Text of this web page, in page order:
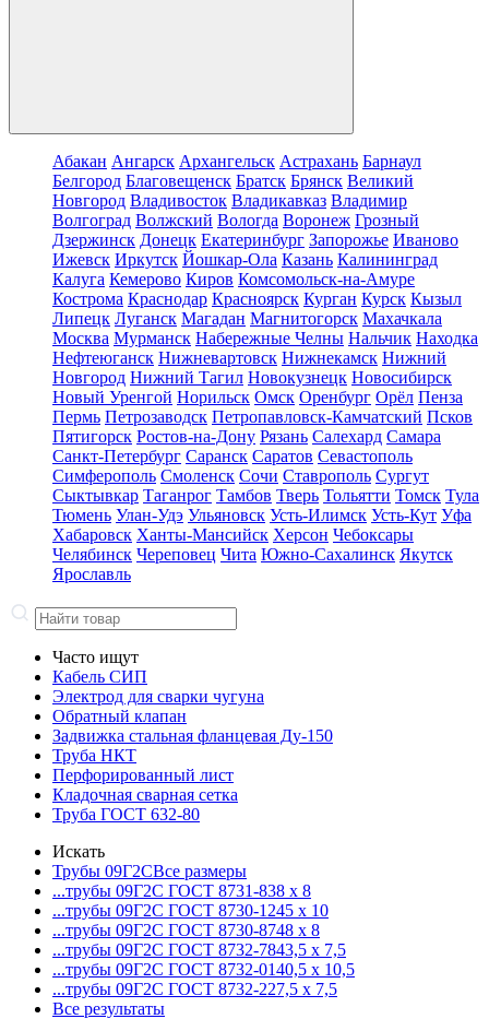
Абакан Ангарск Архангельск Астрахань Барнаул
Белгород Благовещенск Братск Брянск Великий
Новгород Владивосток Владикавказ Владимир
Волгоград Волжский Вологда Воронеж Грозный
Дзержинск Донецк Екатеринбург Запорожье Иваново
Ижевск Иркутск Йошкар-Ола Казань Калининград
Калуга Кемерово Киров Комсомольск-на-Амуре
Кострома Краснодар Красноярск Курган Курск Кызыл
Липецк Луганск Магадан Магнитогорск Махачкала
Москва Мурманск Набережные Челны Нальчик Находка
Нефтеюганск Нижневартовск Нижнекамск Нижний
Новгород Нижний Тагил Новокузнецк Новосибирск
Новый Уренгой Норильск Омск Оренбург Орёл Пенза
Пермь Петрозаводск Петропавловск-Камчатский Псков
Пятигорск Ростов-на-Дону Рязань Салехард Самара
Санкт-Петербург Саранск Саратов Севастополь
Симферополь Смоленск Сочи Ставрополь Сургут
Сыктывкар Таганрог Тамбов Тверь Тольятти Томск Тула
Тюмень Улан-Удэ Ульяновск Усть-Илимск Усть-Кут Уфа
Хабаровск Ханты-Мансийск Херсон Чебоксары
Челябинск Череповец Чита Южно-Сахалинск Якутск
Ярославль
Часто ищут
Кабель СИП
Электрод для сварки чугуна
Обратный клапан
Задвижка стальная фланцевая Ду-150
Труба НКТ
Перфорированный лист
Кладочная сварная сетка
Труба ГОСТ 632-80
Искать
Трубы 09Г2СВсе размеры
...трубы 09Г2С ГОСТ 8731-838 x 8
...трубы 09Г2С ГОСТ 8730-1245 x 10
...трубы 09Г2С ГОСТ 8730-8748 x 8
...трубы 09Г2С ГОСТ 8732-7843,5 x 7,5
...трубы 09Г2С ГОСТ 8732-0140,5 x 10,5
...трубы 09Г2С ГОСТ 8732-227,5 x 7,5
Все результаты